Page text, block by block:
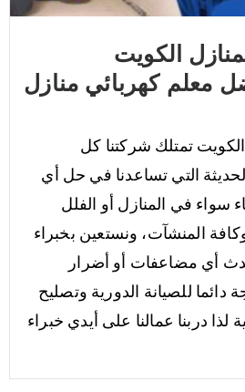
الكويت
أفضل معلم كهربائي منازل
الكويت تمتلك شركتنا كل
التي تساعدنا في حل أي
سواء في المنازل أو الفلل
المنشآت، ونستعين بخبراء
أي مضاعفات أو أضرار
دائما للصيانة الدورية وتصليح
لذا دربنا عمالنا على أيدي خبراء